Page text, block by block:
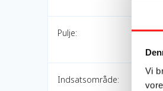
Vi
Pulje:
Indsatsområde: